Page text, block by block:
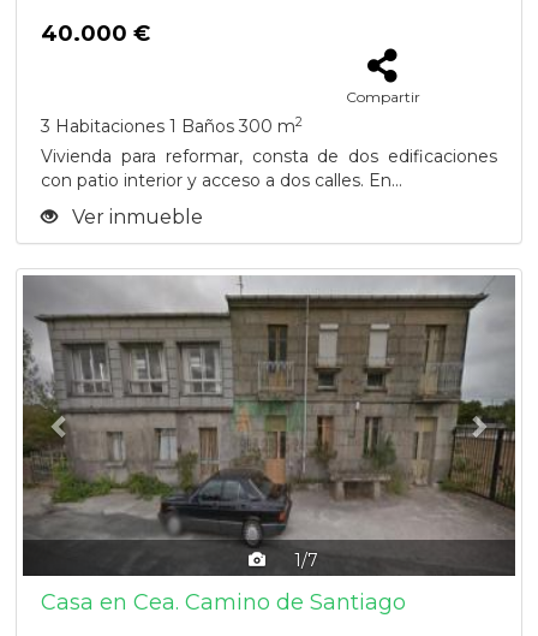
40.000 €
Compartir
3 Habitaciones 1 Baños 300 m2
Vivienda para reformar, consta de dos edificaciones
con patio interior y acceso a dos calles. En...
Ver inmueble
1/7
Next
Casa en Cea. Camino de Santiago